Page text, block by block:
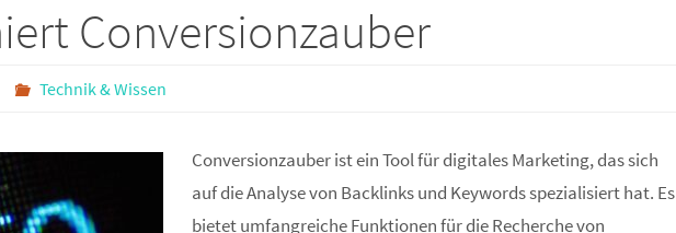
Conversionzauber
Technik & Wissen
Conversionzauber ist ein Tool für digitales Marketing, das sich
auf die Analyse von Backlinks und Keywords spezialisiert hat. Es
bietet umfangreiche Funktionen für die Recherche von